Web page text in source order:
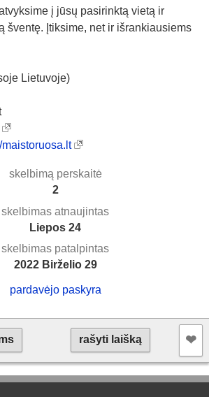
į jūsų pasirinktą vietą ir
šventę. Įtiksime, net ir išrankiausiems
Lietuvoje)
skelbimą perskaitė
2
skelbimas atnaujintas
Liepos 24
skelbimas patalpintas
2022 Birželio 29
pardavėjo paskyra
rašyti laišką ❤︎